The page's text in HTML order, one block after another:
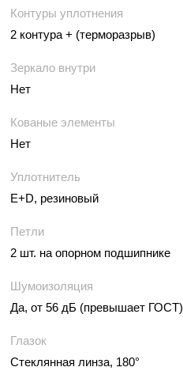
Контуры уплотнения
2 контура + (терморазрыв)
Зеркало внутри
Нет
Кованые элементы
Нет
Уплотнитель
E+D, резиновый
Петли
2 шт. на опорном подшипнике
Шумоизоляция
Да, от 56 дБ (превышает ГОСТ)
Глазок
Стеклянная линза, 180°